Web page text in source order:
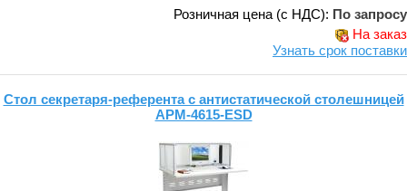
Розничная цена (с НДС): По запросу
На заказ
Узнать срок поставки
Стол секретаря-референта с антистатической столешницей
АРМ-4615-ESD